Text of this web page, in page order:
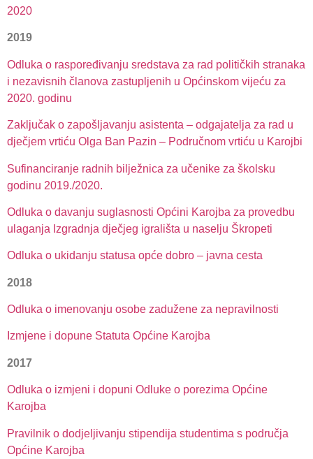
2020
2019
Odluka o raspoređivanju sredstava za rad političkih stranaka
i nezavisnih članova zastupljenih u Općinskom vijeću za
2020. godinu
Zaključak o zapošljavanju asistenta – odgajatelja za rad u
dječjem vrtiću Olga Ban Pazin – Područnom vrtiću u Karojbi
Sufinanciranje radnih bilježnica za učenike za školsku
godinu 2019./2020.
Odluka o davanju suglasnosti Općini Karojba za provedbu
ulaganja Izgradnja dječjeg igrališta u naselju Škropeti
Odluka o ukidanju statusa opće dobro – javna cesta
2018
Odluka o imenovanju osobe zadužene za nepravilnosti
Izmjene i dopune Statuta Općine Karojba
2017
Odluka o izmjeni i dopuni Odluke o porezima Općine
Karojba
Pravilnik o dodjeljivanju stipendija studentima s područja
Općine Karojba